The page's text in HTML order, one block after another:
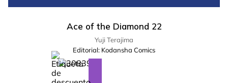
Ace of the Diamond 22
Yuji Terajima
Editorial: Kodansha Comics
-13%